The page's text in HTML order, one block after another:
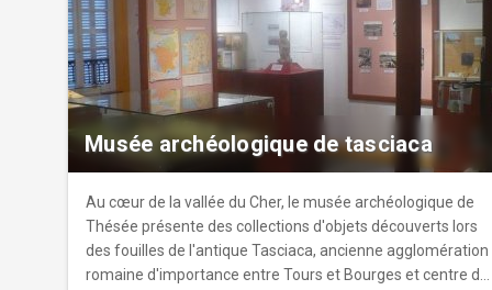
Musée archéologique de tasciaca
Au cœur de la vallée du Cher, le musée archéologique de
Thésée présente des collections d'objets découverts lors
des fouilles de l'antique Tasciaca, ancienne agglomération
romaine d'importance entre Tours et Bourges et centre de